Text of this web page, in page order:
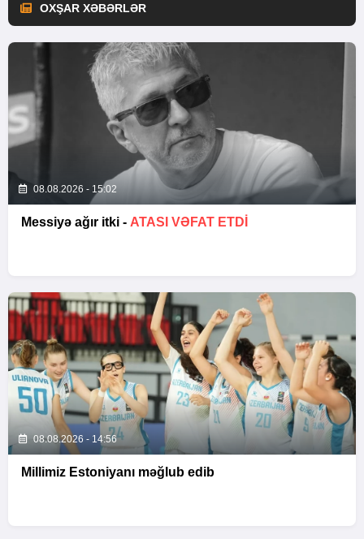
OXŞAR XƏBƏRLƏR
08.08.2026 - 15:02
Messiyə ağır itki - ATASI VƏFAT ETDI
08.08.2026 - 14:56
Millimiz Estoniyanı məğlub edib